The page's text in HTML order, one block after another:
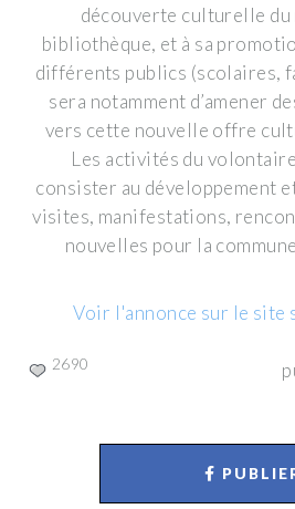
découverte culturelle du
bibliothèque, et à sa
différents publics (scolaires,
sera notamment d’amener
vers cette nouvelle offre
Les activités du
consister au développement
visites, manifestations,
nouvelles pour la
Voir l'annonce sur le site
2690